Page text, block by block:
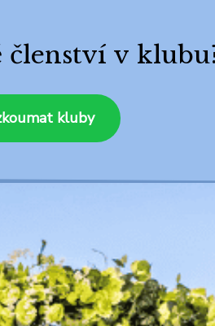
členství v
kluby